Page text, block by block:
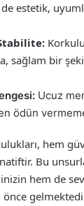
estetik,
sağlam bir
Ucuz
ödün
hem
Bu
hem de